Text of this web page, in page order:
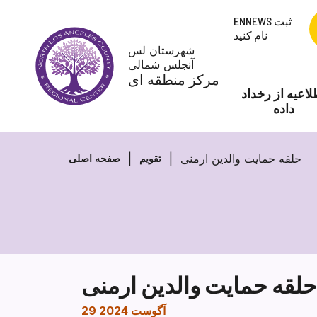
شهرستان لس
آنجلس شمالی
مرکز منطقه ای
ENNEWS ثبت
نام کنید
از رخداد
داده
صفحه اصلی تقویم حلقه حمایت والدین ارمنی
حلقه حمایت والدین ارمنی
29 آگوست 2024